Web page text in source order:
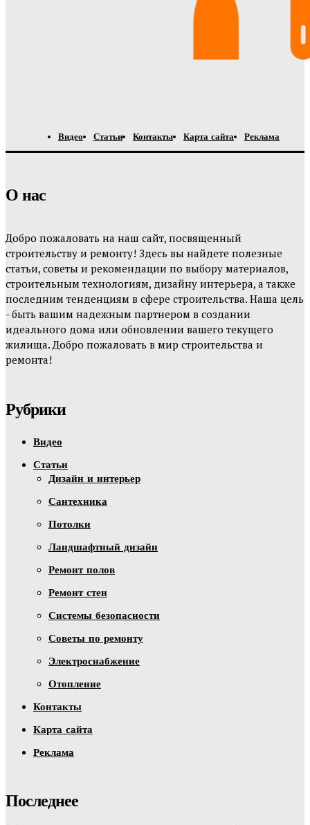
Видео Статьи Контакты Карта сайта Реклама
О нас
Добро пожаловать на наш сайт, посвященный
строительству и ремонту! Здесь вы найдете полезные
статьи, советы и рекомендации по выбору материалов,
строительным технологиям, дизайну интерьера, а также
последним тенденциям в сфере строительства. Наша цель
- быть вашим надежным партнером в создании
идеального дома или обновлении вашего текущего
жилища. Добро пожаловать в мир строительства и
ремонта!
Рубрики
Видео
Статьи
Дизайн и интерьер
Сантехника
Потолки
Ландшафтный дизайн
Ремонт полов
Ремонт стен
Системы безопасности
Советы по ремонту
Электроснабжение
Отопление
Контакты
Карта сайта
Реклама
Последнее